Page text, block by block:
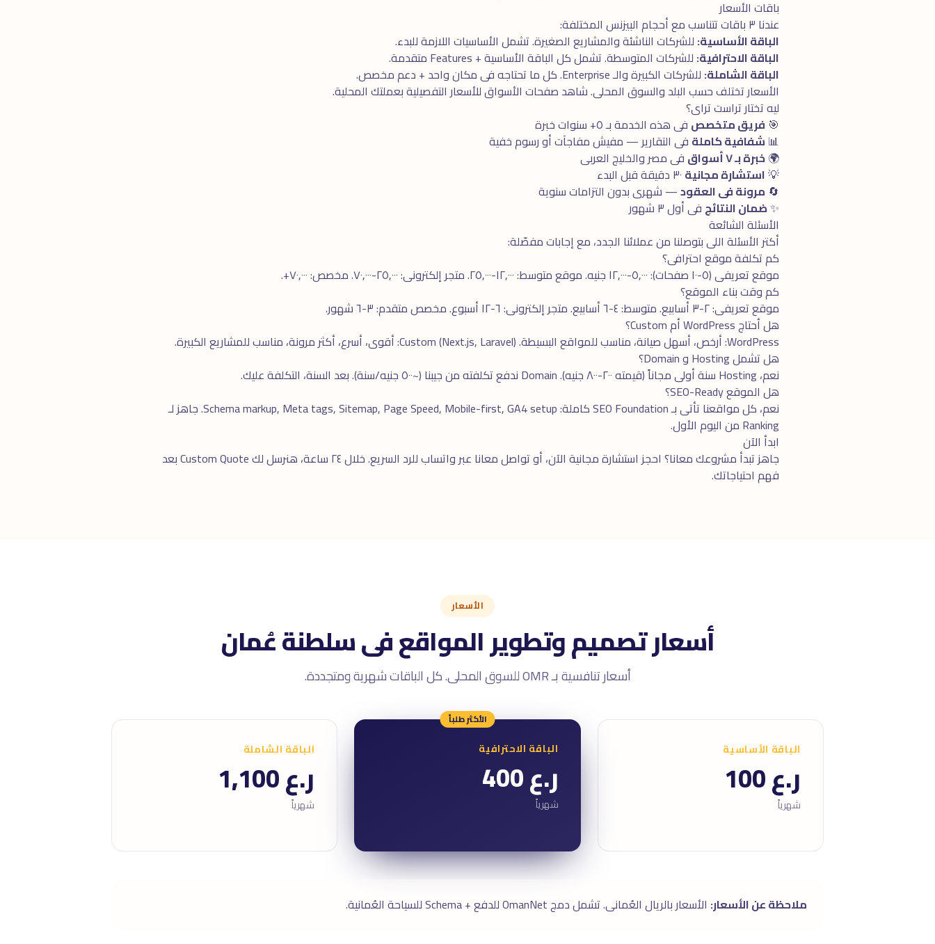
باقات الأسعار
عندنا ٣ باقات تتناسب مع أحجام البيزنس المختلفة:
الباقة الأساسية: للشركات الناشئة والمشاريع الصغيرة. تشمل الأساسيات اللازمة للبدء.
الباقة الاحترافية: للشركات المتوسطة. تشمل كل الباقة الأساسية + Features متقدمة.
الباقة الشاملة: للشركات الكبيرة والـ Enterprise. كل ما تحتاجه فى مكان واحد + دعم مخصص.
الأسعار تختلف حسب البلد والسوق المحلى. شاهد صفحات الأسواقللأسعار التفصيلية بعملتك المحلية.
ليه تختار تراست تراى؟
🎯 فريق متخصص فى هذه الخدمة بـ ٥+ سنوات خبرة
📊 شفافية كاملة فى التقارير — مفيش مفاجآت أو رسوم خفية
🌍خبرة بـ ٧ أسواق
فى مصر والخليج العربى
💡استشارة مجانية
🔄 مرونة فى العقود— شهرى بدون التزامات سنوية
✨ضمان النتائج فى أول ٣ شهور
الأسئلة الشائعة
أكتر الأسئلة اللى بتوصلنا من عملائنا الجدد، مع إجابات مفصّلة:
كم تكلفة موقع احترافى؟
موقع تعريفى (٥-١٠ صفحات): ٥,٠٠٠-١٢,٠٠٠ جنيه. موقع متوسط: ١٢,٠٠٠-٢٥,٠٠٠. متجر إلكترونى: ٢٥,٠٠٠-٧٠,٠٠٠. مخصص: ٧٠,٠٠٠+.
كم وقت بناء الموقع؟
موقع تعريفى: ٢-٣ أسابيع. متوسط: ٤-٦ أسابيع. متجر إلكترونى: ٦-١٢ أسبوع. مخصص متقدم: ٣-٦ شهور.
هل أحتاج WordPress أم Custom؟
WordPress: أرخص، أسهل صيانة، مناسب للمواقع البسيطة. Custom (Next.js, Laravel): أقوى، أسرع، أكثر مرونة، مناسب للمشاريع الكبيرة.
هل تشمل Hosting و Domain؟
نعم، Hosting سنة أولى مجاناً (قيمته ٢٠٠-٨٠٠ جنيه). Domain ندفع تكلفته من جيبنا (~٥٠٠ جنيه/سنة). بعد السنة، التكلفة عليك.
هل الموقع SEO-Ready؟
نعم، كل مواقعنا تأتى بـ SEO Foundation كاملة: Schema markup, Meta tags, Sitemap, Page Speed, Mobile-first, GA4 setup. جاهز لـ
Ranking من اليوم الأول.
ابدأ الآن
جاهز تبدأ مشروعك معانا؟ احجز استشارة مجانية الآن، أو تواصل معانا عبر واتساب
للرد السريع. خلال ٢٤ ساعة، هنرسل لك Custom Quote بعد
فهم احتياجاتك.
الأسعار
أسعار تصميم وتطوير المواقع فى سلطنة عُمان
أسعار تنافسية بـ OMR للسوق المحلى. كل الباقات شهرية ومتجددة.
الباقة الأساسية
ر.ع 100
شهرياً
الأكثر طلباً
الباقة الاحترافية
ر.ع 400
شهرياً
الباقة الشاملة
ر.ع 1,100
شهرياً
ملاحظة عن الأسعار: الأسعار بالريال العُمانى. تشمل دمج OmanNet للدفع + Schema للسياحة العُمانية.